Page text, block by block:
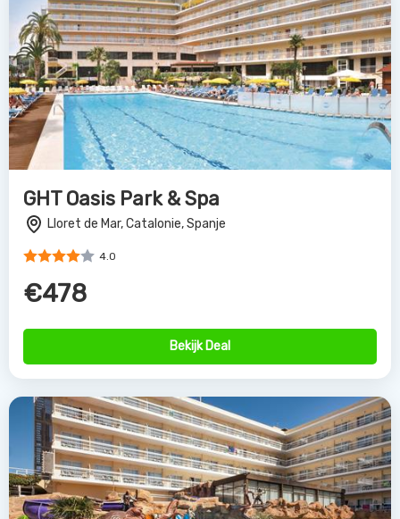
GHT Oasis Park & Spa
Lloret de Mar, Catalonie, Spanje
4.0
€478
Bekijk Deal